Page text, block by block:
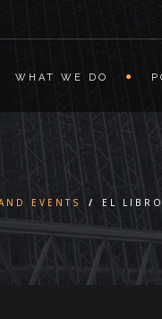
WHAT WE DO
EVENTS / EL